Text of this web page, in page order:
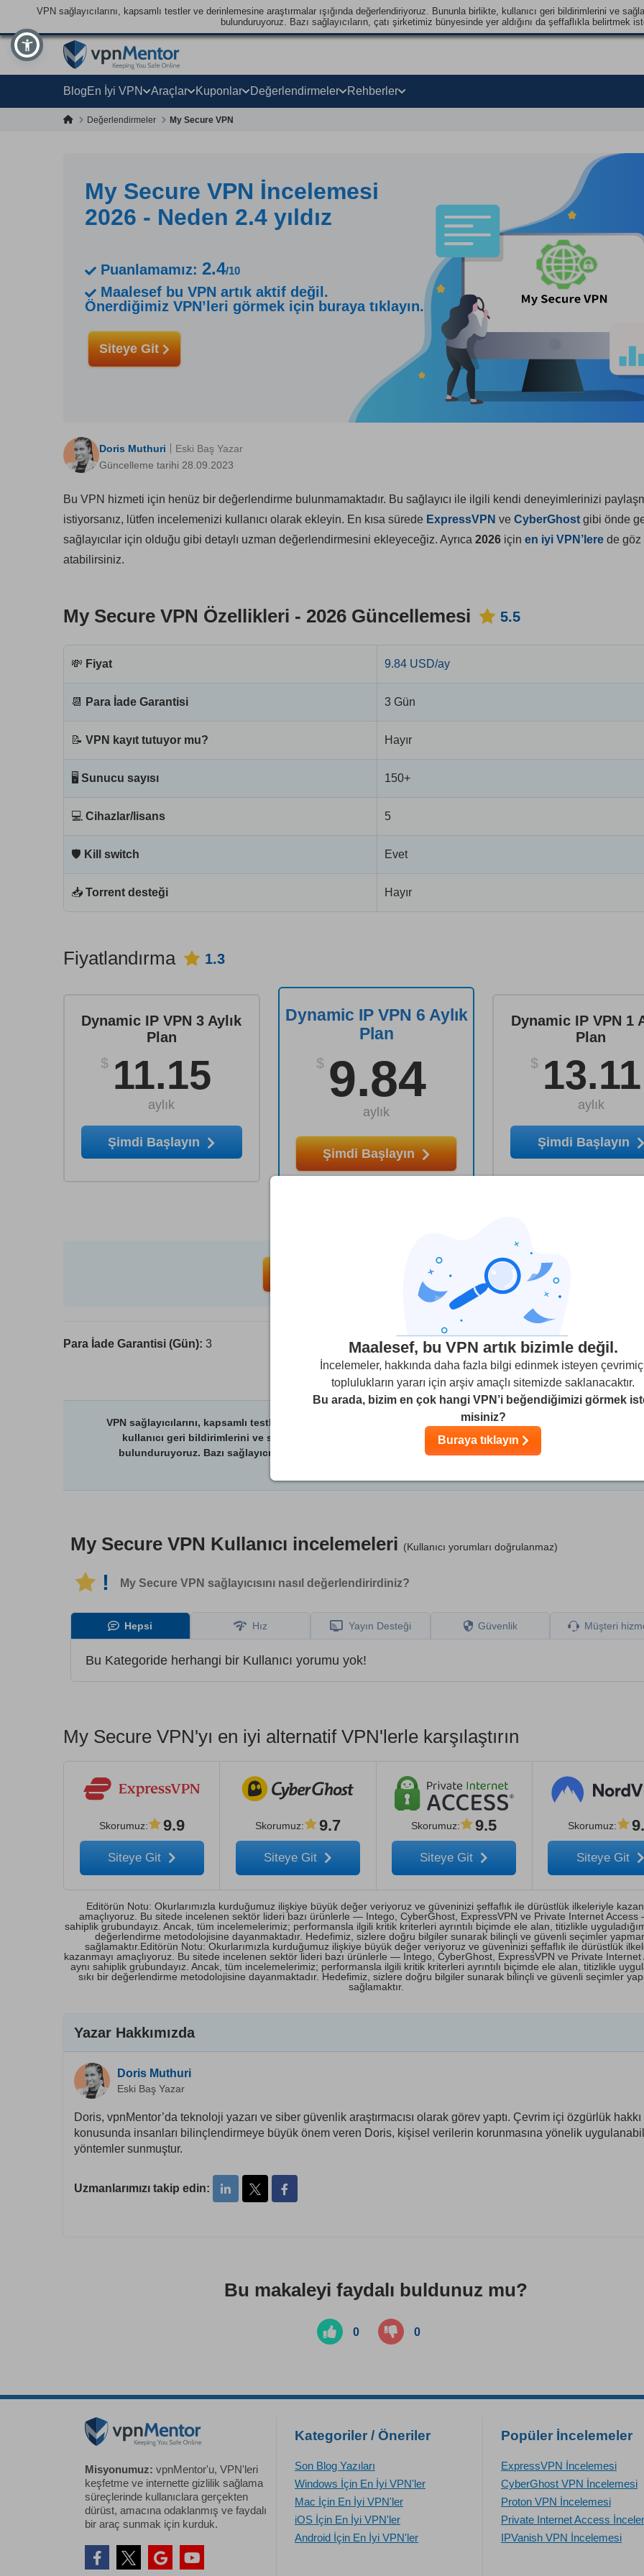
VPN sağlayıcılarını, kapsamlı testler ve derinlemesine araştırmalar ışığında değerlendiriyoruz. Bununla birlikte, kullanıcı geri bildirimlerini ve
bulunduruyoruz. Bazı sağlayıcıların, çatı şirketimiz bünyesinde yer aldığını da şeffaflıkla belirtmek
BlogEn İyi VPN Araçlar Kuponlar Değerlendirmeler Rehberler
Değerlendirmeler My Secure VPN
My Secure VPN İncelemesi
2026 - Neden 2.4 yıldız
Puanlamamız: 2.4/10
Maalesef bu VPN artık aktif değil.
Önerdiğimiz VPN’leri görmek için buraya tıklayın.
Siteye Git
Doris Muthuri
Güncelleme tarihi 28.09.2023
Eski Baş Yazar
Bu VPN hizmeti için henüz bir değerlendirme bulunmamaktadır. Bu sağlayıcı ile ilgili kendi deneyimlerinizi
istiyorsanız, lütfen incelemenizi kullanıcı olarak ekleyin. En kısa sürede ExpressVPN ve CyberGhost gibi önde
sağlayıcılar için olduğu gibi detaylı uzman değerlendirmesini ekleyeceğiz. Ayrıca 2026 için en iyi VPN’lere de göz
atabilirsiniz.
My Secure VPN Özellikleri - 2026 Güncellemesi 5.5
💸 Fiyat 9.84 USD/ay
📆 Para İade Garantisi 3 Gün
📝 VPN kayıt tutuyor mu? Hayır
🖥 Sunucu sayısı 150+
💻 Cihazlar/lisans 5
🛡 Kill switch Evet
📥 Torrent desteği Hayır
Fiyatlandırma 1.3
Dynamic IP VPN 6 Aylık
Plan
$ 9.84
aylık
Şimdi Başlayın
Dynamic IP VPN 3 Aylık
Plan
$ 11.15
aylık
Şimdi Başlayın
Dynamic IP VPN 1
Plan
$ 13.11
aylık
Şimdi Başlayın
My Secure VPN ile şimdi başlayın
Para İade Garantisi (Gün): 3 Cihazlar/lisans:5
VPN Fırsatları:https://mysecurevpn.co.uk...
VPN sağlayıcılarını, kapsamlı testler ve derinlemesine araştırmalar ışığında değerlendiriyoruz. Bununla birlikte,
kullanıcı geri bildirimlerini ve sağlayıcılarla olan iş ortaklıklarımızdan elde edilen gelirleri de göz önünde
bulunduruyoruz. Bazı sağlayıcıların, çatı şirketimiz bünyesinde yer aldığını da şeffaflıkla belirtmek isteriz.
My Secure VPN Kullanıcı incelemeleri (Kullanıcı yorumları doğrulanmaz)
! My Secure VPN sağlayıcısını nasıl değerlendirirdiniz?
Hepsi Hız Yayın Desteği Güvenlik Müşteri
Bu Kategoride herhangi bir Kullanıcı yorumu yok!
My Secure VPN'yı en iyi alternatif VPN'lerle karşılaştırın
Skorumuz: 9.9
Siteye Git
Skorumuz: 9.7
Siteye Git
Skorumuz: 9.5
Siteye Git
Skorumuz:
Siteye Git
Editörün Notu: Okurlarımızla kurduğumuz ilişkiye büyük değer veriyoruz ve güveninizi şeffaflık ile dürüstlük ilkeleriyle
amaçlıyoruz. Bu sitede incelenen sektör lideri bazı ürünlerle — Intego, CyberGhost, ExpressVPN ve Private Internet Access
sahiplik grubundayız. Ancak, tüm incelemelerimiz; performansla ilgili kritik kriterleri ayrıntılı biçimde ele alan, titizlikle
değerlendirme metodolojisine dayanmaktadır. Hedefimiz, sizlere doğru bilgiler sunarak bilinçli ve güvenli seçimler
sağlamaktır.Editörün Notu: Okurlarımızla kurduğumuz ilişkiye büyük değer veriyoruz ve güveninizi şeffaflık ile dürüstlük
kazanmayı amaçlıyoruz. Bu sitede incelenen sektör lideri bazı ürünlerle — Intego, CyberGhost, ExpressVPN ve Private
aynı sahiplik grubundayız. Ancak, tüm incelemelerimiz; performansla ilgili kritik kriterleri ayrıntılı biçimde ele alan, titizlikle
sıkı bir değerlendirme metodolojisine dayanmaktadır. Hedefimiz, sizlere doğru bilgiler sunarak bilinçli ve güvenli seçimler
sağlamaktır.
Yazar Hakkımızda
Doris Muthuri
Eski Baş Yazar
Doris, vpnMentor’da teknoloji yazarı ve siber güvenlik araştırmacısı olarak görev yaptı. Çevrim içi özgürlük hakkı
konusunda insanları bilinçlendirmeye büyük önem veren Doris, kişisel verilerin korunmasına yönelik
yöntemler sunmuştur.
Uzmanlarımızı takip edin:
Bu makaleyi faydalı buldunuz mu?
0 0
Maalesef, bu VPN artık bizimle değil.
İncelemeler, hakkında daha fazla bilgi edinmek isteyen
toplulukların yararı için arşiv amaçlı sitemizde saklanacaktır.
Bu arada, bizim en çok hangi VPN’i beğendiğimizi görmek
misiniz?
Buraya tıklayın
Misyonumuz: vpnMentor'u, VPN'leri
keşfetme ve internette gizlilik sağlama
süreçlerinde kullanıclara gerçekten
dürüst, amacına odaklanmış ve faydalı
bir araç sunmak için kurduk.
Kategoriler / Öneriler
Son Blog Yazıları
Windows İçin En İyi VPN'ler
Mac İçin En İyi VPN'ler
iOS İçin En İyi VPN'ler
Android İçin En İyi VPN'ler
Popüler İncelemeler
ExpressVPN İncelemesi
CyberGhost VPN İncelemesi
Proton VPN İncelemesi
Private Internet Access
IPVanish VPN İncelemesi